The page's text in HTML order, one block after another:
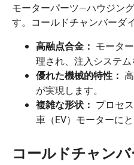
モーターパーツ—ハウジン
す。コールドチャンバーダ
高融点合金： モータ
理され、注入システム
優れた機械的特性：
が実現します。
複雑な形状： プロセ
車（EV）モーターにと
コールドチャン